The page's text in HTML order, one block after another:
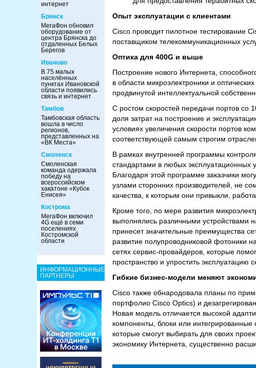
интернет
Брянск
МегаФон обновил
оборудование от
центра Брянска до
отдаленных Белых
Берегов
Иваново
В 75 малых
населённых
пунктах Ивановской
области появились
связь и интернет
Тамбов
Тамбовская область
вошла в число
регионов,
представленных на
«ВК Места»
Смоленск
Смоленская
команда одержала
победу на
всероссийском
хакатоне «Кубок
Енисея»
Кострома
МегаФон включил
4G ещё в семи
поселениях
Костромской
области
ИНФОРМАЦИОННЫЕ
ПАРТНЕРЫ
Опыт эксплуатации с клиентами
Cisco проводит пилотное тестирование
поставщиком телекоммуникационных
Оптика для 400G и выше
Построение нового Интернета,
в области микроэлектроники и
продвинутой интеллектуальной
С ростом скоростей передачи портов со
доля затрат на построение и
условиях увеличения скорости портов
соответствующей самым строгим
В рамках внутренней программы
стандартами в любых эксплуатационных
Благодаря этой программе заказчики
узлами сторонних производителей, не
качества, к которым они привыкли,
Кроме того, по мере развития
выполнялись различными устройствами
принесет значительные преимущества
развитие полупроводниковой фотоники
сетях сервис-провайдеров, которые
пространство и упростить эксплуатацию
Гибкие бизнес-модели меняют
Cisco также обнародовала планы по
портфолио Cisco Optics) и
Новая модель отличается высокой
компоненты, блоки или интегрированные
которые смогут выбирать для своих
экономику Интернета, существенно